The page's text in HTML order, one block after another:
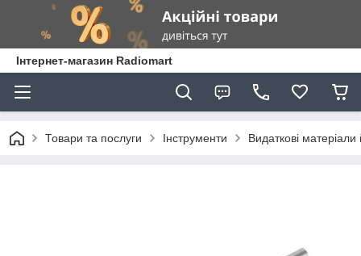
Інтернет-магазин Radiomart
Товари та послуги Інструменти Видаткові